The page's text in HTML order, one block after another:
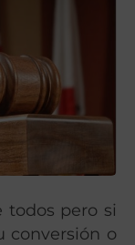
todos pero si
conversión o